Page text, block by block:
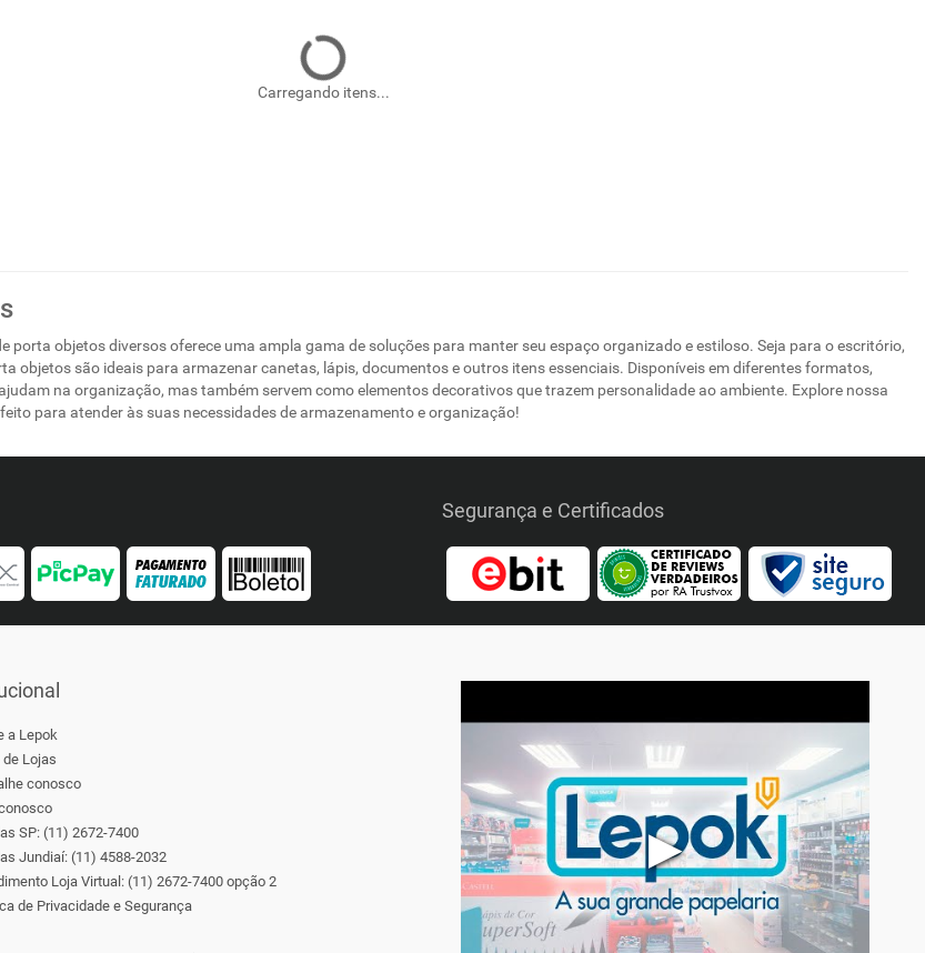
Carregando itens...
porta objetos diversos oferece uma ampla gama de soluções para manter seu espaço organizado e estiloso. Seja para o escritório,
objetos são ideais para armazenar canetas, lápis, documentos e outros itens essenciais. Disponíveis em diferentes formatos,
na organização, mas também servem como elementos decorativos que trazem personalidade ao ambiente. Explore nossa
para atender às suas necessidades de armazenamento e organização!
Segurança e Certificados
a Lepok
de Lojas
conosco
SP: (11) 2672-7400
Jundiaí: (11) 4588-2032
Loja Virtual: (11) 2672-7400 opção 2
de Privacidade e Segurança
▶